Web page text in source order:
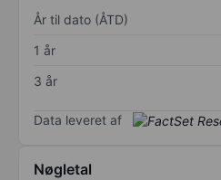
År til dato (ÅTD)
1 år
3 år
Data leveret af
Nøgletal